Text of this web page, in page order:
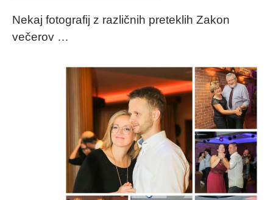
Nekaj fotografij z različnih preteklih Zakon
večerov …